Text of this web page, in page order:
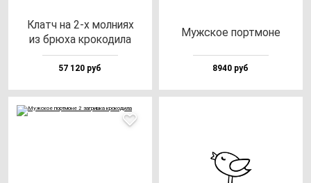
Клатч на 2-х мол­ни­ях
из брю­ха кро­ко­ди­ла
57 120 руб
Муж­ское пор­тмо­не
8940 руб